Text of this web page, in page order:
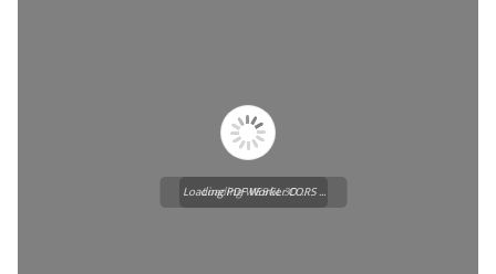
Loading WEBGL 3D ...
Loading PDF Worker CORS ...